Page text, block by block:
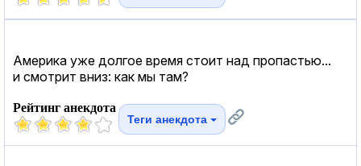
Америка уже долгое время стоит над пропастью...
и смотрит вниз: как мы там?
Рейтинг анекдота
Теги анекдота